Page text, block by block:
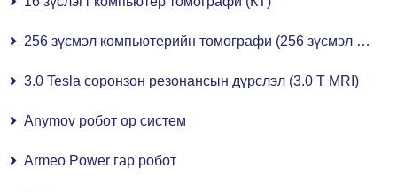
256 зүсмэл компьютерийн томографи (256 зүсмэл CT)
3.0 Tesla соронзон резонансын дүрслэл (3.0 T MRI)
Anymov робот ор систем
Armeo Power гар робот